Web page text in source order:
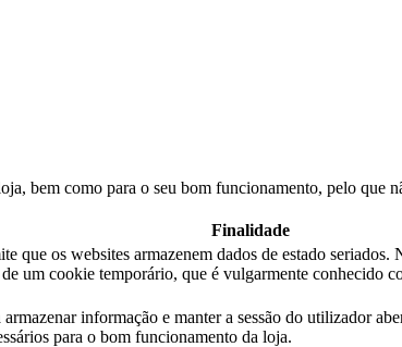
bem como para o seu bom funcionamento, pelo
Finalidade
que os websites armazenem dados de estado seriados.
um cookie temporário, que é vulgarmente conhecido
informação e manter a sessão do utilizador
para o bom funcionamento da loja.